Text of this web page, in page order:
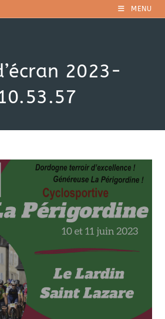
MENU
2023-